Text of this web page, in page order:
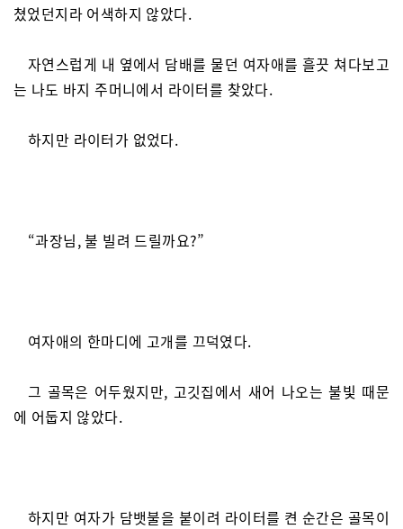
쳤었던지라 어색하지 않았다.
자연스럽게 내 옆에서 담배를 물던 여자애를 흘끗 쳐다보고
는 나도 바지 주머니에서 라이터를 찾았다.
하지만 라이터가 없었다.
“과장님, 불 빌려 드릴까요?”
여자애의 한마디에 고개를 끄덕였다.
그 골목은 어두웠지만, 고깃집에서 새어 나오는 불빛 때문
에 어둡지 않았다.
하지만 여자가 담뱃불을 붙이려 라이터를 켠 순간은 골목이